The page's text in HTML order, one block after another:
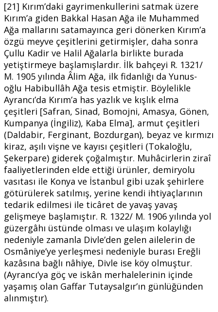
[21] Kırım’daki gayrimenkullerini satmak üzere
Kırım’a giden Bakkal Hasan Ağa ile Muhammed
Ağa mallarını satamayınca geri dönerken Kırım’a
özgü meyve çeşitlerini getirmişler, daha sonra
Çullu Kadir ve Halil Ağalarla birlikte burada
yetiştirmeye başlamışlardır. İlk bahçeyi R. 1321/
M. 1905 yılında Âlim Ağa, ilk fidanlığı da Yunus-
oğlu Habibullâh Ağa tesis etmiştir. Böylelikle
Ayrancı’da Kırım’a has yazlık ve kışlık elma
çeşitleri [Safran, Sinad, Bomojni, Amasya, Gönen,
Kumpanya (İngiliz), Kaba Elma], armut çeşitleri
(Daldabir, Ferginant, Bozdurgan), beyaz ve kırmızı
kiraz, aşılı vişne ve kayısı çeşitleri (Tokaloğlu,
Şekerpare) giderek çoğalmıştır. Muhâcirlerin ziraî
faaliyetlerinden elde ettiği ürünler, demiryolu
vasıtası ile Konya ve İstanbul gibi uzak şehirlere
götürülerek satılmış, yerine kendi ihtiyaçlarının
tedarik edilmesi ile ticâret de yavaş yavaş
gelişmeye başlamıştır. R. 1322/ M. 1906 yılında yol
güzergâhı üstünde olması ve ulaşım kolaylığı
nedeniyle zamanla Divle’den gelen ailelerin de
Osmâniye’ye yerleşmesi nedeniyle burası Ereğli
kazâsına bağlı nâhiye, Divle ise köy olmuştur.
(Ayrancı’ya göç ve iskân merhalelerinin içinde
yaşamış olan Gaffar Tutaysalgır’ın günlüğünden
alınmıştır).